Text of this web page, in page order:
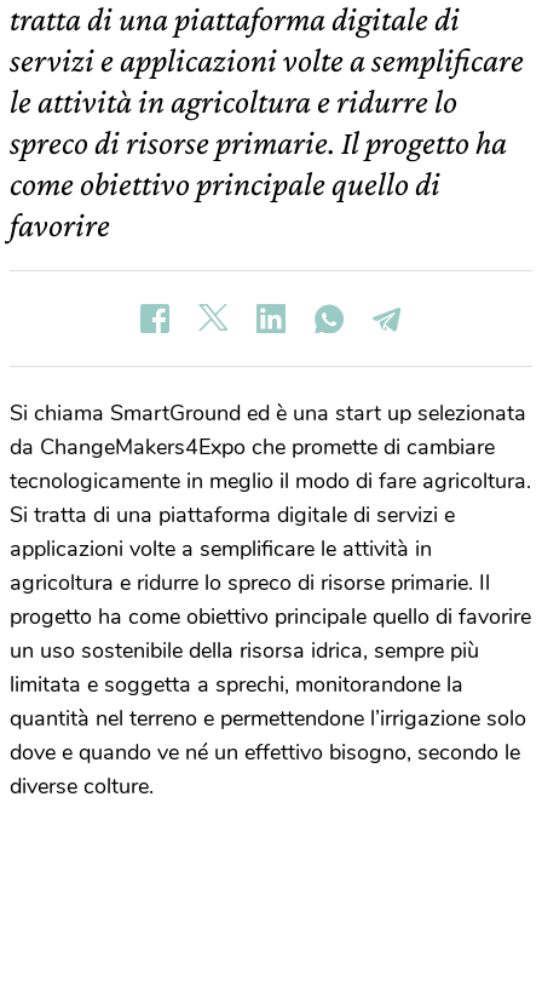
tratta di una piattaforma digitale di
servizi e applicazioni volte a semplificare
le attività in agricoltura e ridurre lo
spreco di risorse primarie. Il progetto ha
come obiettivo principale quello di
favorire
Si chiama SmartGround ed è una start up selezionata
da ChangeMakers4Expo che promette di cambiare
tecnologicamente in meglio il modo di fare agricoltura.
Si tratta di una piattaforma digitale di servizi e
applicazioni volte a semplificare le attività in
agricoltura e ridurre lo spreco di risorse primarie. Il
progetto ha come obiettivo principale quello di favorire
un uso sostenibile della risorsa idrica, sempre più
limitata e soggetta a sprechi, monitorandone la
quantità nel terreno e permettendone l’irrigazione solo
dove e quando ve né un effettivo bisogno, secondo le
diverse colture.